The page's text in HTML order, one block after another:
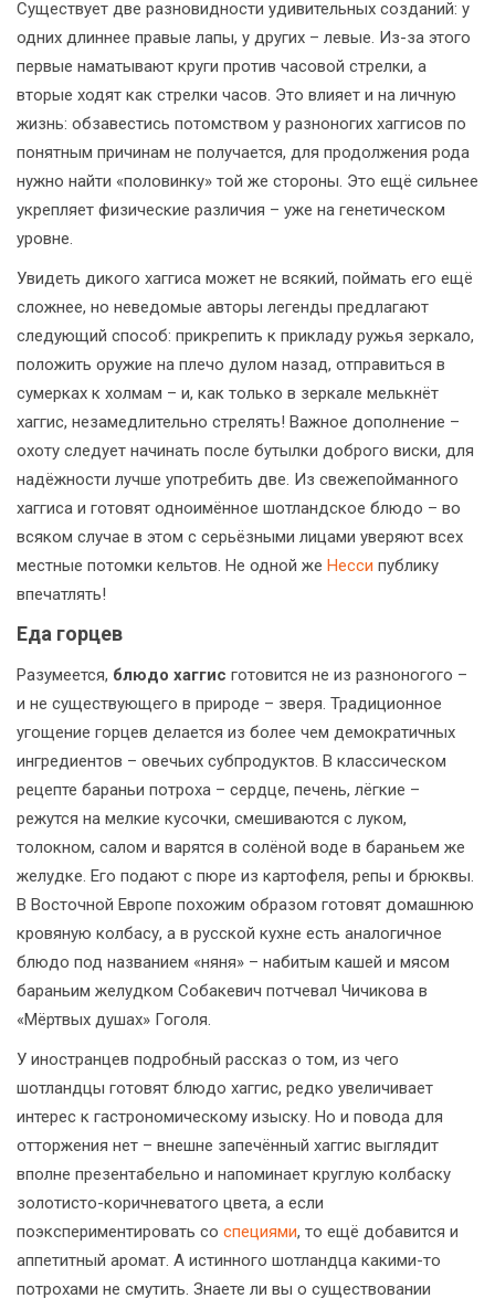
Существует две разновидности удивительных созданий: у
одних длиннее правые лапы, у других – левые. Из-за этого
первые наматывают круги против часовой стрелки, а
вторые ходят как стрелки часов. Это влияет и на личную
жизнь: обзавестись потомством у разноногих хаггисов по
понятным причинам не получается, для продолжения рода
нужно найти «половинку» той же стороны. Это ещё сильнее
укрепляет физические различия – уже на генетическом
уровне.
Увидеть дикого хаггиса может не всякий, поймать его ещё
сложнее, но неведомые авторы легенды предлагают
следующий способ: прикрепить к прикладу ружья зеркало,
положить оружие на плечо дулом назад, отправиться в
сумерках к холмам – и, как только в зеркале мелькнёт
хаггис, незамедлительно стрелять! Важное дополнение –
охоту следует начинать после бутылки доброго виски, для
надёжности лучше употребить две. Из свежепойманного
хаггиса и готовят одноимённое шотландское блюдо – во
всяком случае в этом с серьёзными лицами уверяют всех
местные потомки кельтов. Не одной же Несси публику
впечатлять!
Еда горцев
Разумеется, блюдо хаггис готовится не из разноногого –
и не существующего в природе – зверя. Традиционное
угощение горцев делается из более чем демократичных
ингредиентов – овечьих субпродуктов. В классическом
рецепте бараньи потроха – сердце, печень, лёгкие –
режутся на мелкие кусочки, смешиваются с луком,
толокном, салом и варятся в солёной воде в бараньем же
желудке. Его подают с пюре из картофеля, репы и брюквы.
В Восточной Европе похожим образом готовят домашнюю
кровяную колбасу, а в русской кухне есть аналогичное
блюдо под названием «няня» – набитым кашей и мясом
бараньим желудком Собакевич потчевал Чичикова в
«Мёртвых душах» Гоголя.
У иностранцев подробный рассказ о том, из чего
шотландцы готовят блюдо хаггис, редко увеличивает
интерес к гастрономическому изыску. Но и повода для
отторжения нет – внешне запечённый хаггис выглядит
вполне презентабельно и напоминает круглую колбаску
золотисто-коричневатого цвета, а если
поэкспериментировать со специями, то ещё добавится и
аппетитный аромат. А истинного шотландца какими-то
потрохами не смутить. Знаете ли вы о существовании